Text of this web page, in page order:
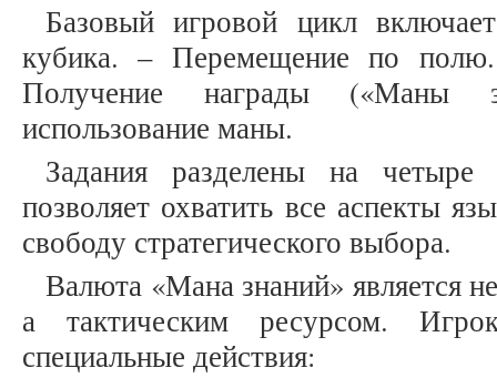
Базовый игровой цикл
кубика. – Перемещение по
Получение награды («Маны
использование маны.
Задания разделены на четыре
позволяет охватить все аспекты
свободу стратегического выбора.
Валюта «Мана знаний» является
а тактическим ресурсом.
специальные действия: